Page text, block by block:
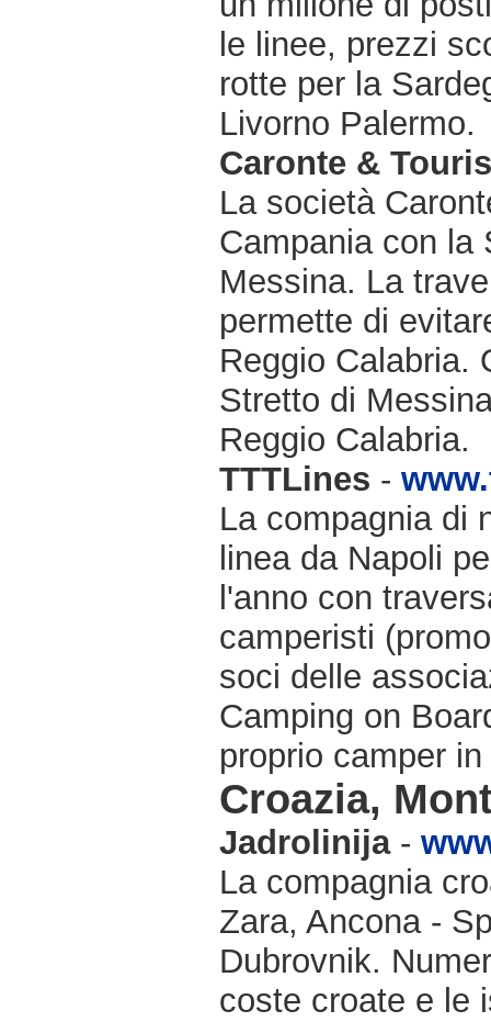
le linee, prezzi
rotte per la
Livorno Palermo.
Caronte &
La società
Campania con la
Messina. La
permette di
Reggio Calabria.
Stretto di
Reggio Calabria.
TTTLines -
La compagnia di
linea da Napoli
l'anno con
camperisti
soci delle
Camping on
proprio camper
Croazia,
Jadrolinija-
La compagnia
Zara, Ancona -
Dubrovnik.
coste croate e le